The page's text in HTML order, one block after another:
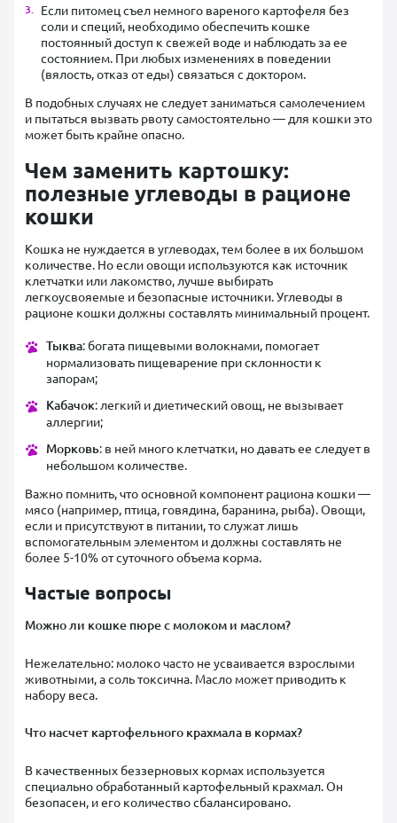
Если питомец съел немного вареного картофеля без
соли и специй, необходимо обеспечить кошке
постоянный доступ к свежей воде и наблюдать за ее
состоянием. При любых изменениях в поведении
(вялость, отказ от еды) связаться с доктором.
В подобных случаях не следует заниматься самолечением
и пытаться вызвать рвоту самостоятельно — для кошки это
может быть крайне опасно.
Чем заменить картошку:
полезные углеводы в рационе
кошки
Кошка не нуждается в углеводах, тем более в их большом
количестве. Но если овощи используются как источник
клетчатки или лакомство, лучше выбирать
легкоусвояемые и безопасные источники. Углеводы в
рационе кошки должны составлять минимальный процент.
Тыква: богата пищевыми волокнами, помогает
нормализовать пищеварение при склонности к
запорам;
Кабачок: легкий и диетический овощ, не вызывает
аллергии;
Морковь: в ней много клетчатки, но давать ее следует в
небольшом количестве.
Важно помнить, что основной компонент рациона кошки —
мясо (например, птица, говядина, баранина, рыба). Овощи,
если и присутствуют в питании, то служат лишь
вспомогательным элементом и должны составлять не
более 5-10% от суточного объема корма.
Частые вопросы
Можно ли кошке пюре с молоком и маслом?
Нежелательно: молоко часто не усваивается взрослыми
животными, а соль токсична. Масло может приводить к
набору веса.
Что насчет картофельного крахмала в кормах?
В качественных беззерновых кормах используется
специально обработанный картофельный крахмал. Он
безопасен, и его количество сбалансировано.